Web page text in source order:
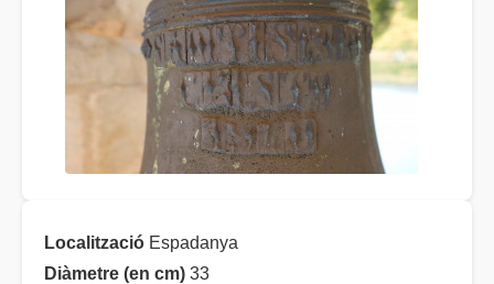
Localització Espadanya
Diàmetre (en cm) 33